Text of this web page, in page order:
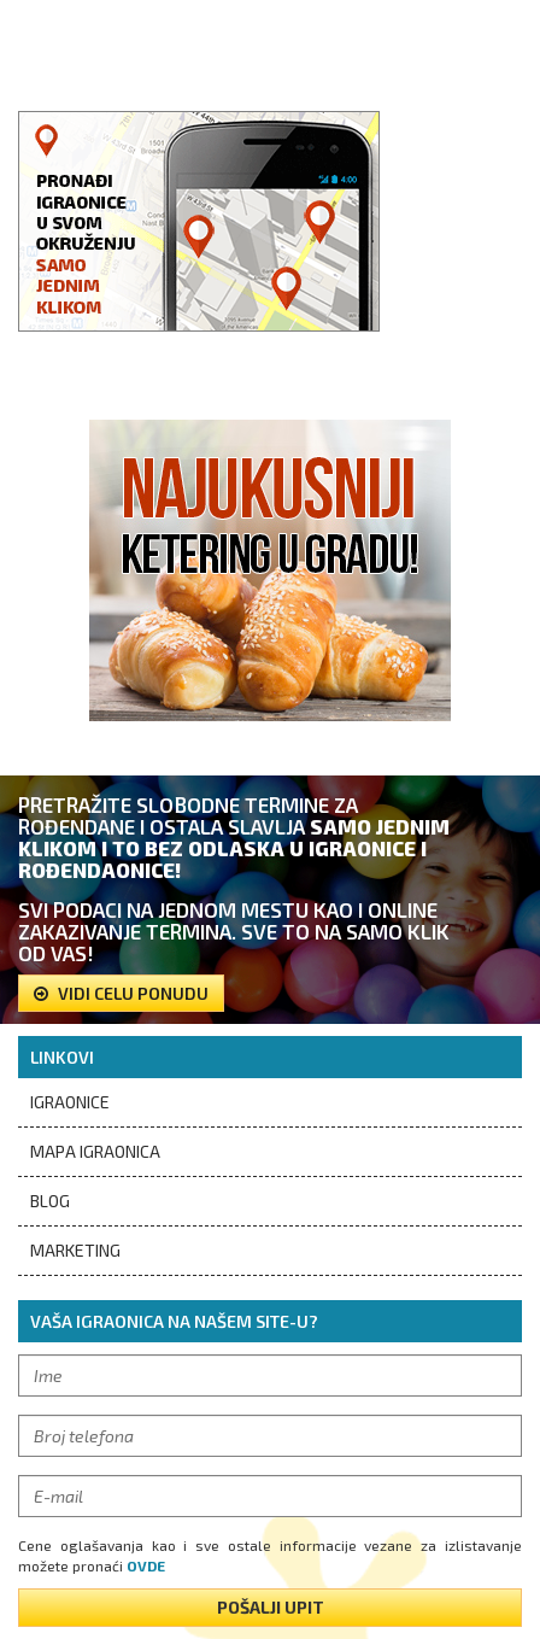
PRETRAŽITE SLOBODNE TERMINE ZA
ROĐENDANE I OSTALA SLAVLJASAMO JEDNIM
KLIKOM I TO BEZ ODLASKA U IGRAONICE I
ROĐENDAONICE!
SVI PODACI NA JEDNOM MESTU KAO I ONLINE
ZAKAZIVANJE TERMINA. SVE TO NA SAMO KLIK
OD VAS!
VIDI CELU PONUDU
LINKOVI
IGRAONICE
MAPA IGRAONICA
BLOG
MARKETING
VAŠA IGRAONICA NA NAŠEM SITE-U?
Cene oglašavanja kao i sve ostale informacije vezane za izlistavanje
možete pronaći OVDE
POŠALJI UPIT